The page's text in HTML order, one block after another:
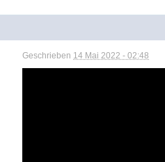
Geschrieben 14 Mai 2022 - 02:48